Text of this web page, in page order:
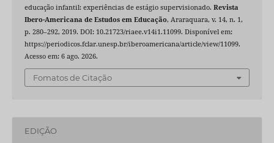
educação infantil: experiências de estágio supervisionado. Revista
Ibero-Americana de Estudos em Educação, Araraquara, v. 14, n. 1,
p. 280–292, 2019. DOI: 10.21723/riaee.v14i1.11099. Disponível em:
https://periodicos.fclar.unesp.br/iberoamericana/article/view/11099.
Acesso em: 6 ago. 2026.
Fomatos de Citação
EDIÇÃO